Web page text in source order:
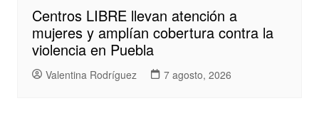
Centros LIBRE llevan atención a
mujeres y amplían cobertura contra la
violencia en Puebla
Valentina Rodríguez 7 agosto, 2026